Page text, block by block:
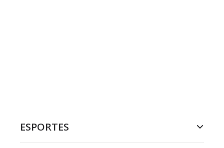
ESPORTES